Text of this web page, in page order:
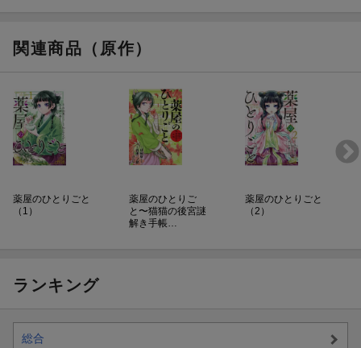
関連商品（原作）
薬屋のひとりごと
（1）
薬屋のひとりご
と〜猫猫の後宮謎
解き手帳…
薬屋のひとりごと
（2）
ランキング
総合